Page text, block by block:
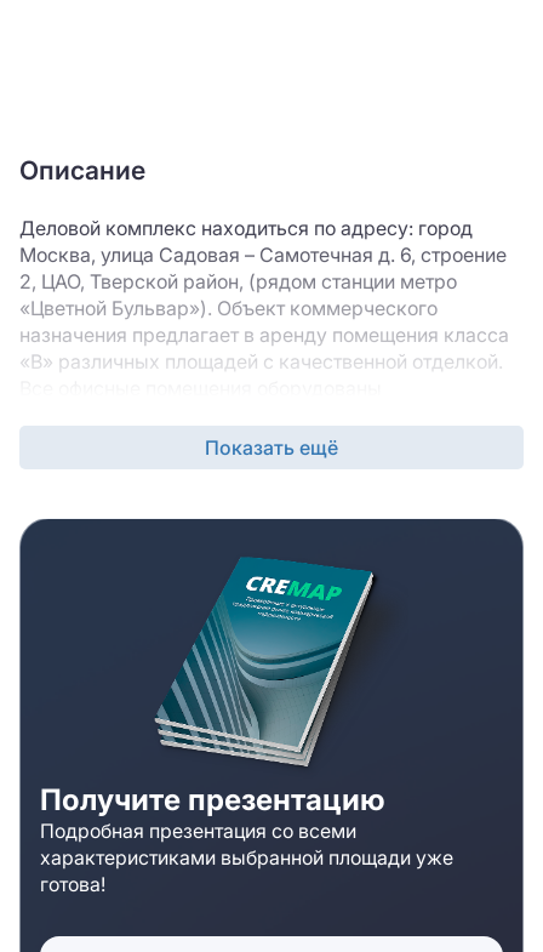
Описание
Деловой комплекс находиться по адресу: город
Москва, улица Садовая – Самотечная д. 6, строение
2, ЦАО, Тверской район, (рядом станции метро
«Цветной Бульвар»). Объект коммерческого
назначения предлагает в аренду помещения класса
«В» различных площадей с качественной отделкой.
вентиляцией, обеспечивающие комфортную
температуру в разное время года. Арендаторы могут
планировки с ремонтом и готовые к въезду. В офисах
проведен высококлассный ремонт, стены окрашены
в светлые тона, в отделке интерьеров использованы
современные материалы. Все офисы оснащены
новейшими телекоммуникационными системами.
Бизнес - центр имеет 3 этажа, внешний фасад
оформлен в благородном архитектурном стиле.
Уютный и милый особняк сразу привлекает
внимание, имеет две входные группы. Парадный
вход и лестница, оформленные мрамором, в холле
расположен ресепшен и пропускной пункт. Для
проведения деловых встреч оборудована
переговорная комната. Внутри здания расположено
кафе, где служащие могут пообедать или провести
деловые встречи в неформальной обстановке.
Показать ещё
Получите презентацию
Подробная презентация со всеми
характеристиками выбранной площади уже
готова!